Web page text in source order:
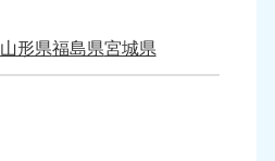
山形県福島県宮城県